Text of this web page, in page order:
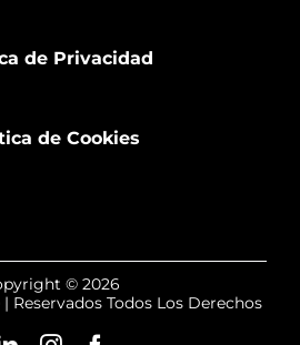
de Privacidad
de Cookies
© 2026
Reservados Todos Los Derechos